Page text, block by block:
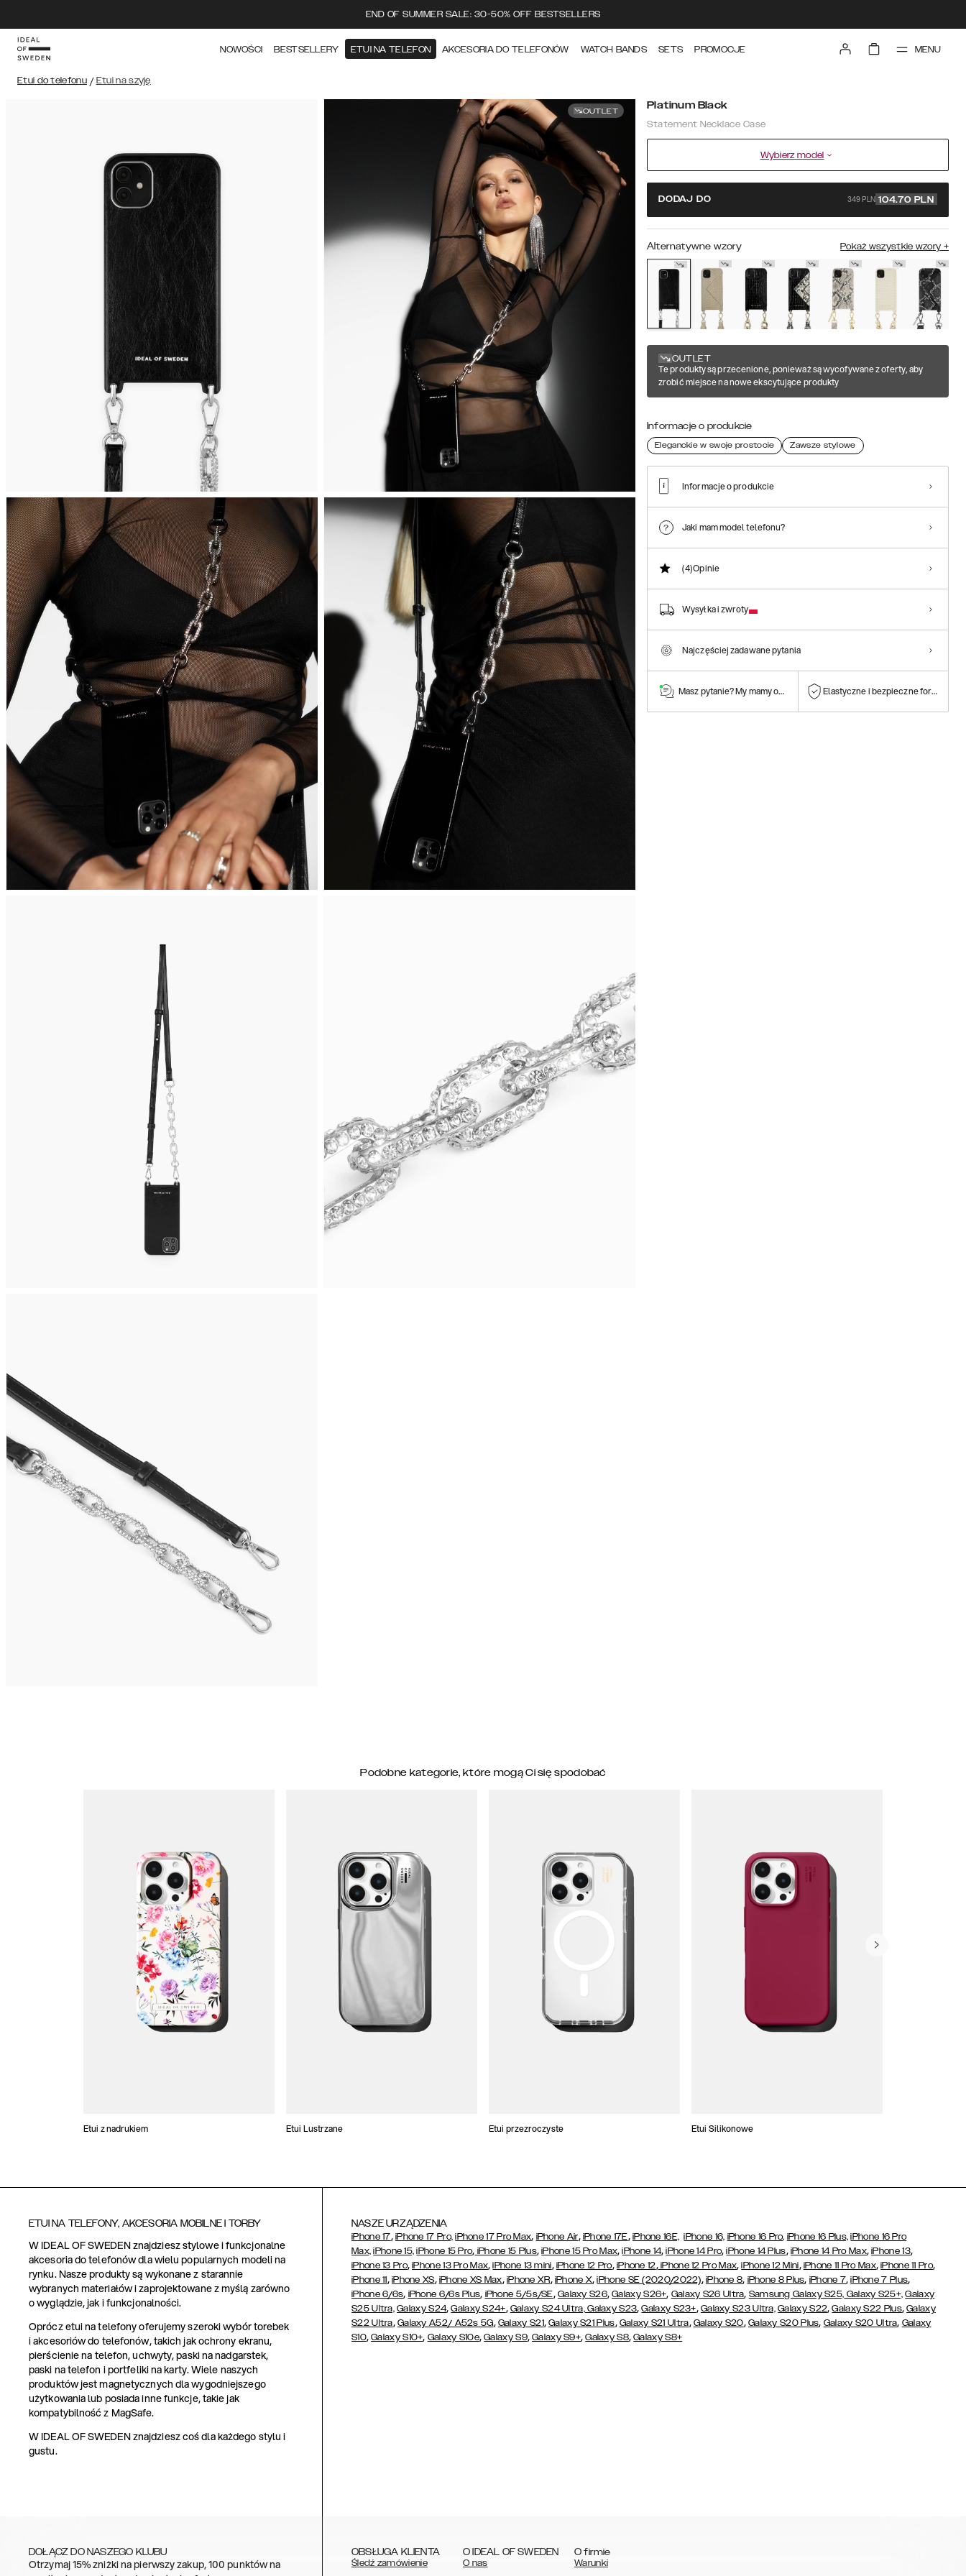
END OF SUMMER SALE: 30-50% OFF BESTSELLERS
NOWOŚCI BESTSELLERY ETUI NA TELEFON AKCESORIA DO TELEFONÓW WATCH BANDS SETS PROMOCJE MENU
Etui do telefonu / Etui na szyję
OUTLET Platinum Black
Statement Necklace Case
Wybierz model
DODAJ DO 349 PLN 104.70 PLN
Alternatywne wzory Pokaż wszystkie wzory +
OUTLET
Te produkty są przecenione, ponieważ są wycofywane z oferty, aby
zrobić miejsce na nowe ekscytujące produkty
Informacje o produkcie
Eleganckie w swoje prostocie Zawsze stylowe
Informacje o produkcie
Jaki mam model telefonu?
(4)Opinie
Wysyłka i zwroty
Najczęściej zadawane pytania
Masz pytanie? My mamy odpowiedź! Elastyczne i bezpieczne formy
Podobne kategorie, które mogą Ci się spodobać
Etui z nadrukiem Etui Lustrzane Etui przezroczyste Etui Silikonowe
ETUI NA TELEFONY, AKCESORIA MOBILNE I TORBY
W IDEAL OF SWEDEN znajdziesz stylowe i funkcjonalne
akcesoria do telefonów dla wielu popularnych modeli na
rynku. Nasze produkty są wykonane z starannie
wybranych materiałów i zaprojektowane z myślą zarówno
o wyglądzie, jak i funkcjonalności.
Oprócz etui na telefony oferujemy szeroki wybór torebek
i akcesoriów do telefonów, takich jak ochrony ekranu,
pierścienie na telefon, uchwyty, paski na nadgarstek,
paski na telefon i portfeliki na karty. Wiele naszych
produktów jest magnetycznych dla wygodniejszego
użytkowania lub posiada inne funkcje, takie jak
kompatybilność z MagSafe.
W IDEAL OF SWEDEN znajdziesz coś dla każdego stylu i
gustu.
NASZE URZĄDZENIA
iPhone 17, iPhone 17 Pro, iPhone 17 Pro Max, iPhone Air, iPhone 17E, iPhone 16E, iPhone 16, iPhone 16 Pro, iPhone 16 Plus, iPhone 16 Pro
Max, iPhone 15, iPhone 15 Pro, iPhone 15 Plus,iPhone 15 Pro Max,iPhone 14,iPhone 14 Pro,iPhone 14 Plus, iPhone 14 Pro Max,iPhone 13,
iPhone 13 Pro,iPhone 13 Pro Max,iPhone 13 mini, iPhone 12 Pro, iPhone 12,iPhone 12 Pro Max,iPhone 12 Mini, iPhone 11 Pro Max,iPhone 11 Pro,
iPhone 11, iPhone XS, iPhone XS Max, iPhone XR, iPhone X,iPhone SE (2020/2022), iPhone 8, iPhone 8 Plus, iPhone 7,iPhone 7 Plus,
iPhone 6/6s, iPhone 6/6s Plus, iPhone 5/5s/SE, Galaxy S26,Galaxy S26+, Galaxy S26 Ultra, Samsung Galaxy S25, Galaxy S25+, Galaxy
S25 Ultra, Galaxy S24,Galaxy S24+, Galaxy S24 Ultra,Galaxy S23,Galaxy S23+, Galaxy S23 Ultra, Galaxy S22,Galaxy S22 Plus,Galaxy
S22 Ultra, Galaxy A52/ A52s 5G, Galaxy S21,Galaxy S21 Plus, Galaxy S21 Ultra, Galaxy S20, Galaxy S20 Plus, Galaxy S20 Ultra, Galaxy
S10,Galaxy S10+, Galaxy S10e,Galaxy S9,Galaxy S9+,Galaxy S8,Galaxy S8+
DOŁĄCZ DO NASZEGO KLUBU
Otrzymaj 15% zniżki na pierwszy zakup, 100 punktów na
OBSŁUGA KLIENTA
Śledź zamówienie
O IDEAL OF SWEDEN
O nas
O firmie
Warunki